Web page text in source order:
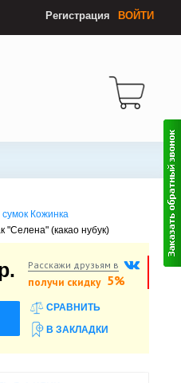
Регистрация ВОЙТИ
Кожинка
"Селена" (какао нубук)
Расскажи друзьям в
получи скидку 5%
СРАВНИТЬ
В ЗАКЛАДКИ